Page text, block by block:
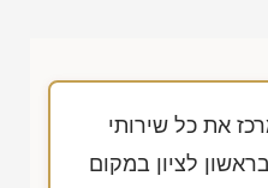
את כל שירותי
לציון במקום